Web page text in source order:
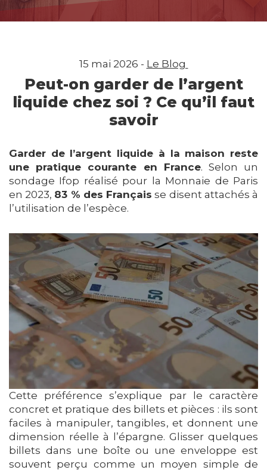
15 mai 2026 - Le Blog
Peut-on garder de l’argent
liquide chez soi ? Ce qu’il faut
savoir
Garder de l’argent liquide à la maison reste
une pratique courante en France. Selon un
sondage Ifop réalisé pour la Monnaie de Paris
en 2023, 83 % des Français se disent attachés à
l’utilisation de l’espèce.
Cette préférence s’explique par le caractère
concret et pratique des billets et pièces : ils sont
faciles à manipuler, tangibles, et donnent une
dimension réelle à l’épargne. Glisser quelques
billets dans une boîte ou une enveloppe est
souvent perçu comme un moyen simple de